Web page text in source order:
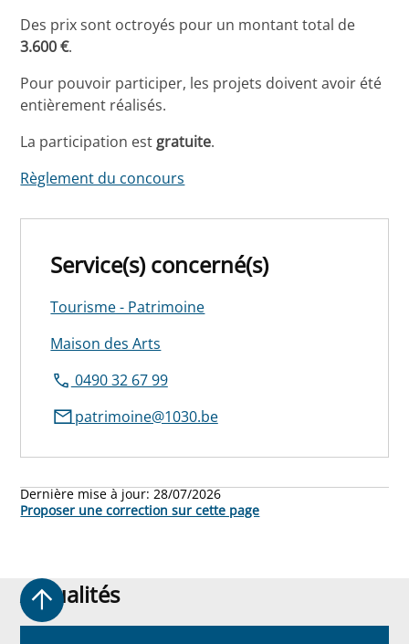
Des prix sont octroyés pour un montant total de
3.600 €.
Pour pouvoir participer, les projets doivent avoir été
entièrement réalisés.
La participation est gratuite.
Règlement du concours
Service(s) concerné(s)
Tourisme - Patrimoine
Maison des Arts
0490 32 67 99
patrimoine@1030.be
Dernière mise à jour:28/07/2026
Proposer une correction sur cette page
Actualités
Actualités